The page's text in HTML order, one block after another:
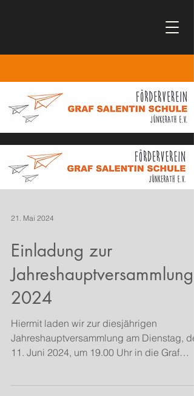
21. Mai 2024
Einladung zur
Jahreshauptversammlung
2024
Hiermit laden wir zur diesjährigen
Jahreshauptversammlung am Dienstag,
11. Juni 2024, um 19.00 Uhr in die Graf